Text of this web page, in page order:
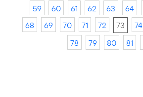
59
60 61 62 63 64
68
69 70 71 72 73 74
78
79 80 81